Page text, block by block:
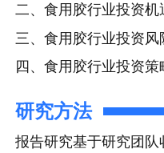
二、食用胶行业投资机
三、食用胶行业投资风
四、食用胶行业投资策
研究方法
报告研究基于研究团